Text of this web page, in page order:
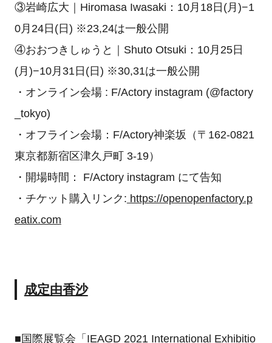
③岩崎広大｜Hiromasa Iwasaki：10月18日(月)−1
0月24日(日) ※23,24は一般公開
④おおつきしゅうと｜Shuto Otsuki：10月25日
(月)−10月31日(日) ※30,31は一般公開
・オンライン会場 : F/Actory instagram (@factory
_tokyo)
・オフライン会場：F/Actory神楽坂（〒162-0821
東京都新宿区津久戸町 3-19）
・開場時間： F/Actory instagram にて告知
・チケット購入リンク: https://openopenfactory.p
eatix.com
成定由香沙
■国際展覧会「IEAGD 2021 International Exhibitio